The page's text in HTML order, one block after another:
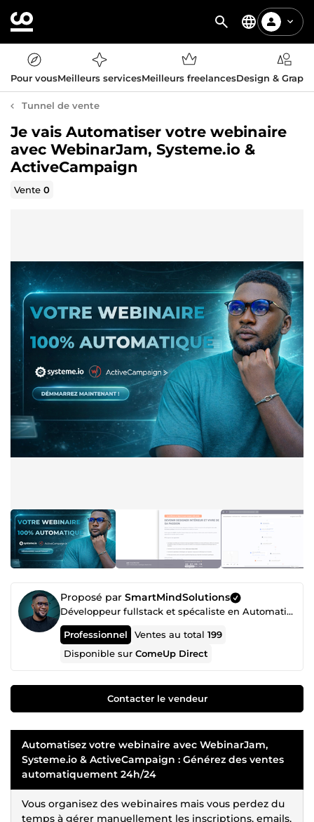
Pour vousMeilleurs servicesMeilleurs freelancesDesign &
Tunnel de vente
Je vais Automatiser votre webinaire
avec WebinarJam, Systeme.io &
ActiveCampaign
Vente0
Proposé par SmartMindSolutions
Développeur fullstack et spécaliste en Automatisation Make / Zapier / N8N
Professionnel Ventes au total199
Disponible surComeUp Direct
Contacter le vendeur
Automatisez votre webinaire avec WebinarJam,
Systeme.io & ActiveCampaign : Générez des ventes
automatiquement 24h/24
Vous organisez des webinaires mais vous perdez du
temps à gérer manuellement les inscriptions, emails,